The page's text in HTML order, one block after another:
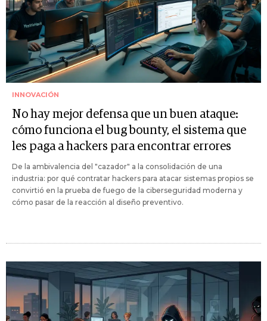
INNOVACIÓN
No hay mejor defensa que un buen ataque:
cómo funciona el bug bounty, el sistema que
les paga a hackers para encontrar errores
De la ambivalencia del "cazador" a la consolidación de una
industria: por qué contratar hackers para atacar sistemas propios se
convirtió en la prueba de fuego de la ciberseguridad moderna y
cómo pasar de la reacción al diseño preventivo.